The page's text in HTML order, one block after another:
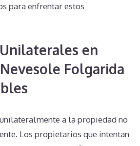
para enfrentar estos
en
Folgarida
a la propiedad no
Los propietarios que intentan